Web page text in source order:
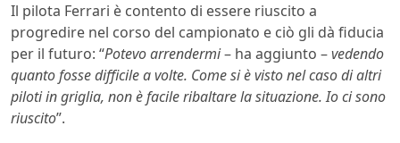
Il pilota Ferrari è contento di essere riuscito a
progredire nel corso del campionato e ciò gli dà fiducia
per il futuro: “Potevo arrendermi– ha aggiunto –vedendo
quanto fosse difficile a volte. Come si è visto nel caso di altri
piloti in griglia, non è facile ribaltare la situazione. Io ci sono
riuscito”.